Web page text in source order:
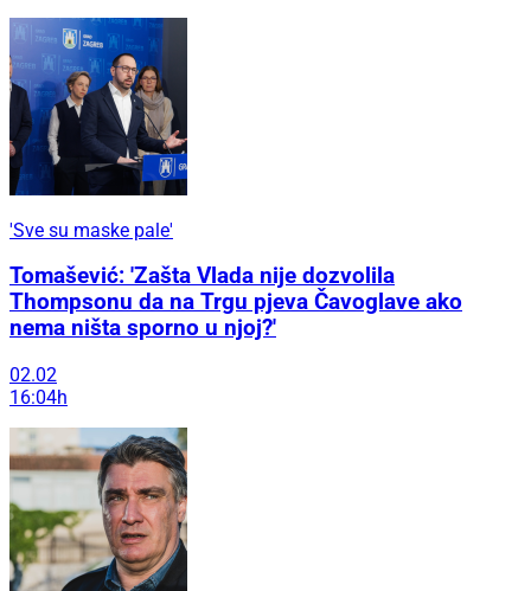
'Sve su maske pale'
Tomašević: 'Zašta Vlada nije dozvolila
Thompsonu da na Trgu pjeva Čavoglave ako
nema ništa sporno u njoj?'
02.02
16:04h